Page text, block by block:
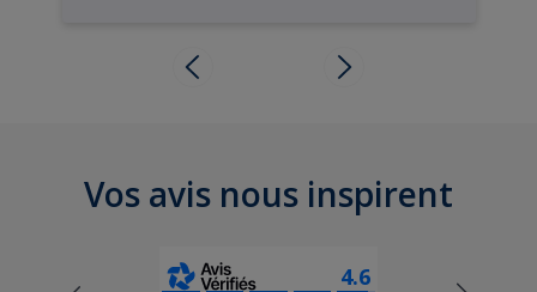
Vos avis nous inspirent
4.6